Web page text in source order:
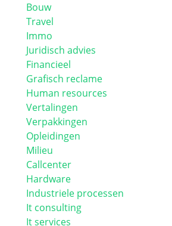
Bouw
Travel
Immo
Juridisch advies
Financieel
Grafisch reclame
Human resources
Vertalingen
Verpakkingen
Opleidingen
Milieu
Callcenter
Hardware
Industriele processen
It consulting
It services